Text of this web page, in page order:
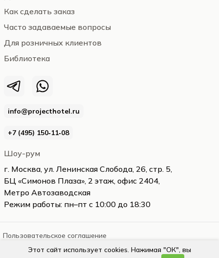
info@projecthotel.ru
+7 (495) 150‑11‑08
Шоу-рум
г. Москва, ул. Ленинская Слобода, 26, стр. 5,
БЦ «Симонов Плаза», 2 этаж, офис 2404,
Метро Автозаводская
Режим работы: пн–пт с 10:00 до 18:30
Как сделать заказ
Часто задаваемые вопросы
Для розничных клиентов
Библиотека
Пользовательское соглашение
Этот сайт использует cookies. Нажимая "ОК", вы